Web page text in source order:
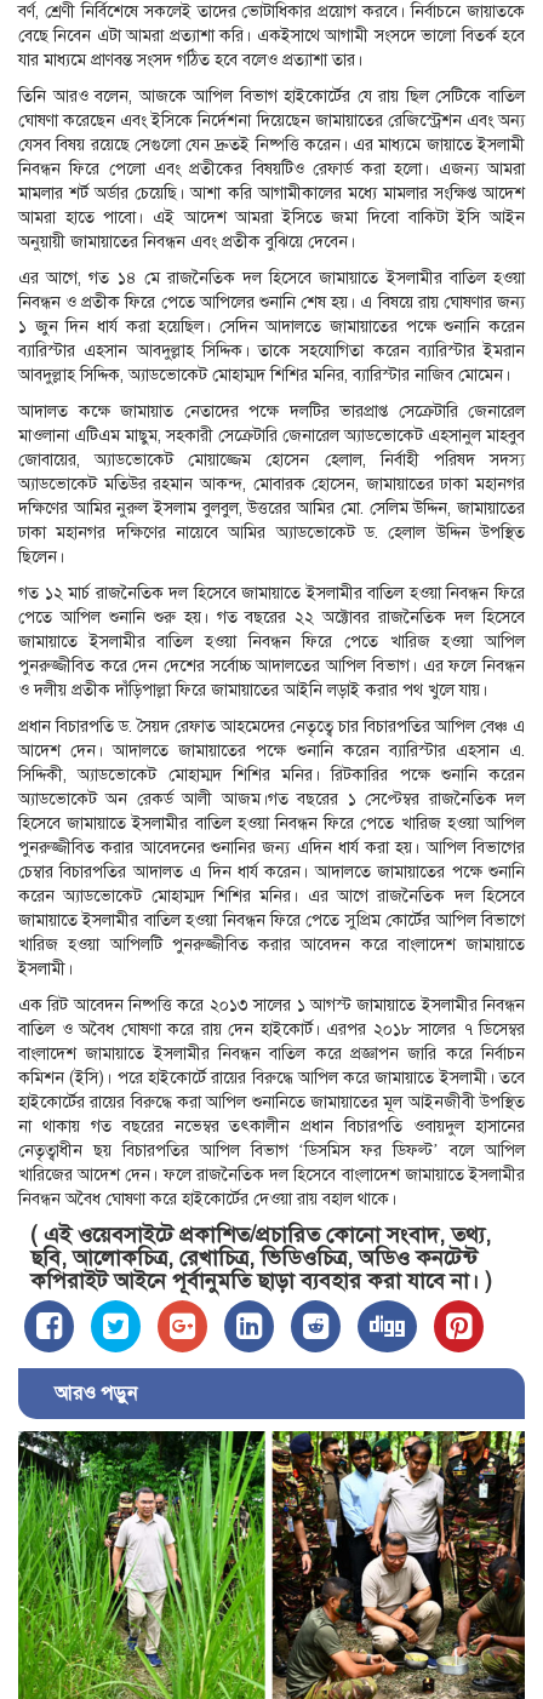
বর্ণ, শ্রেণী নির্বিশেষে সকলেই তাদের ভোটাধিকার প্রয়োগ করবে। নির্বাচনে জায়াতকে
বেছে নিবেন এটা আমরা প্রত্যাশা করি। একইসাথে আগামী সংসদে ভালো বিতর্ক হবে
যার মাধ্যমে প্রাণবন্ত সংসদ গঠিত হবে বলেও প্রত্যাশা তার।
তিনি আরও বলেন, আজকে আপিল বিভাগ হাইকোর্টের যে রায় ছিল সেটিকে বাতিল
ঘোষণা করেছেন এবং ইসিকে নির্দেশনা দিয়েছেন জামায়াতের রেজিস্ট্রেশন এবং অন্য
যেসব বিষয় রয়েছে সেগুলো যেন দ্রুতই নিষ্পত্তি করেন। এর মাধ্যমে জায়াতে ইসলামী
নিবন্ধন ফিরে পেলো এবং প্রতীকের বিষয়টিও রেফার্ড করা হলো। এজন্য আমরা
মামলার শর্ট অর্ডার চেয়েছি। আশা করি আগামীকালের মধ্যে মামলার সংক্ষিপ্ত আদেশ
আমরা হাতে পাবো। এই আদেশ আমরা ইসিতে জমা দিবো বাকিটা ইসি আইন
অনুয়ায়ী জামায়াতের নিবন্ধন এবং প্রতীক বুঝিয়ে দেবেন।
এর আগে, গত ১৪ মে রাজনৈতিক দল হিসেবে জামায়াতে ইসলামীর বাতিল হওয়া
নিবন্ধন ও প্রতীক ফিরে পেতে আপিলের শুনানি শেষ হয়। এ বিষয়ে রায় ঘোষণার জন্য
১ জুন দিন ধার্য করা হয়েছিল। সেদিন আদালতে জামায়াতের পক্ষে শুনানি করেন
ব্যারিস্টার এহসান আবদুল্লাহ সিদ্দিক। তাকে সহযোগিতা করেন ব্যারিস্টার ইমরান
আবদুল্লাহ সিদ্দিক, অ্যাডভোকেট মোহাম্মদ শিশির মনির, ব্যারিস্টার নাজিব মোমেন।
আদালত কক্ষে জামায়াত নেতাদের পক্ষে দলটির ভারপ্রাপ্ত সেক্রেটারি জেনারেল
মাওলানা এটিএম মাছুম, সহকারী সেক্রেটারি জেনারেল অ্যাডভোকেট এহসানুল মাহবুব
জোবায়ের, অ্যাডভোকেট মোয়াজ্জেম হোসেন হেলাল, নির্বাহী পরিষদ সদস্য
অ্যাডভোকেট মতিউর রহমান আকন্দ, মোবারক হোসেন, জামায়াতের ঢাকা মহানগর
দক্ষিণের আমির নুরুল ইসলাম বুলবুল, উত্তরের আমির মো. সেলিম উদ্দিন, জামায়াতের
ঢাকা মহানগর দক্ষিণের নায়েবে আমির অ্যাডভোকেট ড. হেলাল উদ্দিন উপস্থিত
ছিলেন।
গত ১২ মার্চ রাজনৈতিক দল হিসেবে জামায়াতে ইসলামীর বাতিল হওয়া নিবন্ধন ফিরে
পেতে আপিল শুনানি শুরু হয়। গত বছরের ২২ অক্টোবর রাজনৈতিক দল হিসেবে
জামায়াতে ইসলামীর বাতিল হওয়া নিবন্ধন ফিরে পেতে খারিজ হওয়া আপিল
পুনরুজ্জীবিত করে দেন দেশের সর্বোচ্চ আদালতের আপিল বিভাগ। এর ফলে নিবন্ধন
ও দলীয় প্রতীক দাঁড়িপাল্লা ফিরে জামায়াতের আইনি লড়াই করার পথ খুলে যায়।
প্রধান বিচারপতি ড. সৈয়দ রেফাত আহমেদের নেতৃত্বে চার বিচারপতির আপিল বেঞ্চ এ
আদেশ দেন। আদালতে জামায়াতের পক্ষে শুনানি করেন ব্যারিস্টার এহসান এ.
সিদ্দিকী, অ্যাডভোকেট মোহাম্মদ শিশির মনির। রিটকারির পক্ষে শুনানি করেন
অ্যাডভোকেট অন রেকর্ড আলী আজম।গত বছরের ১ সেপ্টেম্বর রাজনৈতিক দল
হিসেবে জামায়াতে ইসলামীর বাতিল হওয়া নিবন্ধন ফিরে পেতে খারিজ হওয়া আপিল
পুনরুজ্জীবিত করার আবেদনের শুনানির জন্য এদিন ধার্য করা হয়। আপিল বিভাগের
চেম্বার বিচারপতির আদালত এ দিন ধার্য করেন। আদালতে জামায়াতের পক্ষে শুনানি
করেন অ্যাডভোকেট মোহাম্মদ শিশির মনির। এর আগে রাজনৈতিক দল হিসেবে
জামায়াতে ইসলামীর বাতিল হওয়া নিবন্ধন ফিরে পেতে সুপ্রিম কোর্টের আপিল বিভাগে
খারিজ হওয়া আপিলটি পুনরুজ্জীবিত করার আবেদন করে বাংলাদেশ জামায়াতে
ইসলামী।
এক রিট আবেদন নিষ্পত্তি করে ২০১৩ সালের ১ আগস্ট জামায়াতে ইসলামীর নিবন্ধন
বাতিল ও অবৈধ ঘোষণা করে রায় দেন হাইকোর্ট। এরপর ২০১৮ সালের ৭ ডিসেম্বর
বাংলাদেশ জামায়াতে ইসলামীর নিবন্ধন বাতিল করে প্রজ্ঞাপন জারি করে নির্বাচন
কমিশন (ইসি)। পরে হাইকোর্টে রায়ের বিরুদ্ধে আপিল করে জামায়াতে ইসলামী। তবে
হাইকোর্টের রায়ের বিরুদ্ধে করা আপিল শুনানিতে জামায়াতের মূল আইনজীবী উপস্থিত
না থাকায় গত বছরের নভেম্বর তৎকালীন প্রধান বিচারপতি ওবায়দুল হাসানের
নেতৃত্বাধীন ছয় বিচারপতির আপিল বিভাগ ‘ডিসমিস ফর ডিফল্ট’ বলে আপিল
খারিজের আদেশ দেন। ফলে রাজনৈতিক দল হিসেবে বাংলাদেশ জামায়াতে ইসলামীর
নিবন্ধন অবৈধ ঘোষণা করে হাইকোর্টের দেওয়া রায় বহাল থাকে।
( এই ওয়েবসাইটে প্রকাশিত/প্রচারিত কোনো সংবাদ, তথ্য,
ছবি, আলোকচিত্র, রেখাচিত্র, ভিডিওচিত্র, অডিও কনটেন্ট
কপিরাইট আইনে পূর্বানুমতি ছাড়া ব্যবহার করা যাবে না। )
আরও পড়ুন